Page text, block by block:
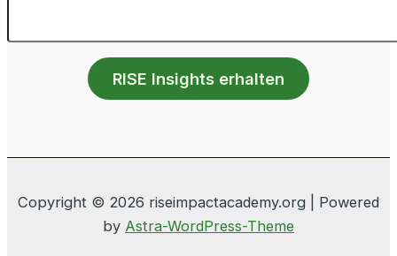
Copyright © 2026 riseimpactacademy.org | Powered
by Astra-WordPress-Theme